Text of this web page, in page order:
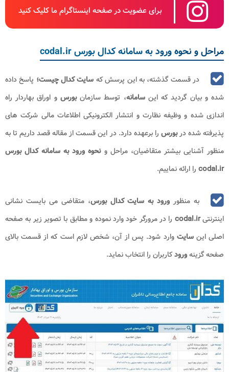
برای عضویت در صفحه اینستاگرام ما کلیک کنید
مراحل و نحوه ورود به سامانه کدال بورس codal.ir
در قسمت گذشته، به این پرسش که سایت کدال چیست؛ پاسخ داده
شده و بیان گردید که اینسامانه، توسط سازمانبورسو اوراق بهاردار راه
اندازی شده و وظیفه نظارت و انتشار الکترونیکی اطلاعات مالی شرکت های
پذیرفته شده دربورس را برعهده دارد. در این قسمت از مقاله قصد داریم تا به
منظور آشنایی بیشتر متقاضیان، مراحل ونحوه ورود به سامانه کدال بورس
codal.ir را ارائه نماییم.
به منظورورود به سایت کدال بورس، متقاضی می بایست نشانی
اینترنتیcodal.ir را در مرورگر خود وارد نموده و مطابق با تصویر زیر به صفحه
اصلی این سایت وارد شود. پس از آن، شخص لازم است که از قسمت بالای
صفحه گزینهورودکاربران را انتخاب نماید.